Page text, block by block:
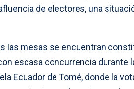
de electores, una
las mesas se encuentran
escasa concurrencia durante
Ecuador de Tomé, donde la